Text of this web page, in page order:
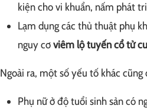
kiện cho vi khuẩn, nấm phát
Lạm dụng các thủ thuật phụ
nguy cơviêm lộ tuyến cổ tử
Ngoài ra, một số yếu tố khác
Phụ nữ ở độ tuổi sinh sản có